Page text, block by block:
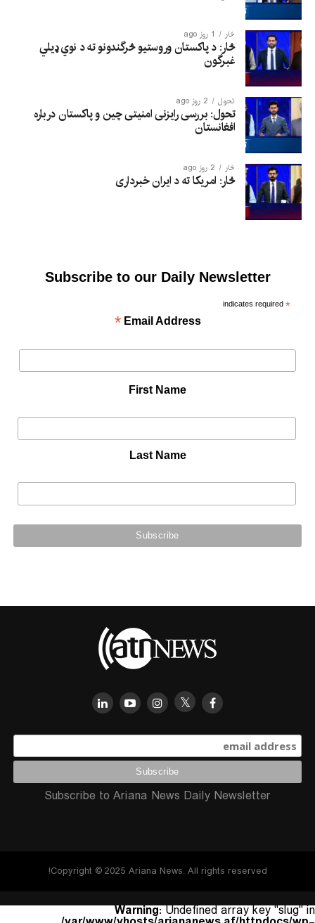
څار 1 روز ago
څار: د پاکستان وروستیو څرگندونو ته د نوي ډیلي
غبرگون
تحول 2 روز ago
تحول: بررسی رایزنی امنیتی چین و پاکستان درباره
افغانستان
څار 2 روز ago
څار: امریکا ته د ایران خبرداری
Subscribe to our Daily Newsletter
*
indicates required
Email Address
*
First Name
Last Name
Subscribe to Ariana News Daily Newsletter
Copyright © 2025 Ariana News. All rights reserved!
Warning: Undefined array key "slug" in